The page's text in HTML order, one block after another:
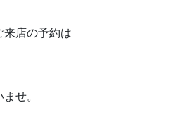
来店の予約は
せ。